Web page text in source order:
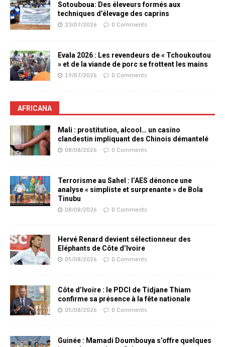
Sotouboua: Des éleveurs formés aux
techniques d’élevage des caprins
23/07/2026 0 Comments
Evala 2026 : Les revendeurs de « Tchoukoutou
» et de la viande de porc se frottent les mains
19/07/2026 0 Comments
AFRICANA
Mali : prostitution, alcool… un casino
clandestin impliquant des Chinois démantelé
08/08/2026 0 Comments
Terrorisme au Sahel : l’AES dénonce une
analyse « simpliste et surprenante » de Bola
Tinubu
08/08/2026 0 Comments
Hervé Renard devient sélectionneur des
Eléphants de Côte d’Ivoire
05/08/2026 0 Comments
Côte d’Ivoire : le PDCI de Tidjane Thiam
confirme sa présence à la fête nationale
05/08/2026 0 Comments
Guinée : Mamadi Doumbouya s’offre quelques